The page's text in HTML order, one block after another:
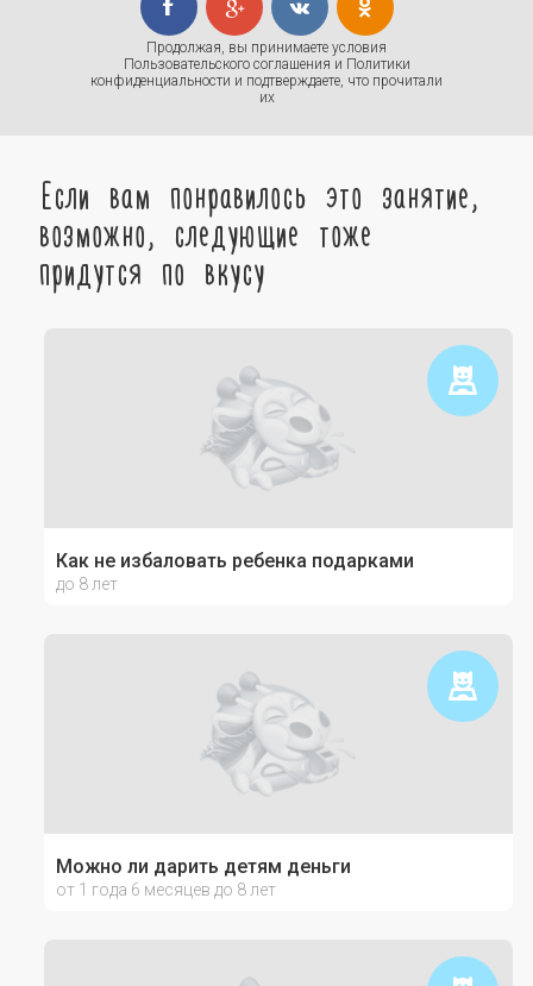
Продолжая, вы принимаете условия
Пользовательского соглашения и Политики
конфиденциальности и подтверждаете, что прочитали
их
Если вам понравилось это занятие,
возможно, следующие тоже
придутся по вкусу
Как не избаловать ребенка подарками
до 8 лет
Можно ли дарить детям деньги
от 1 года 6 месяцев до 8 лет